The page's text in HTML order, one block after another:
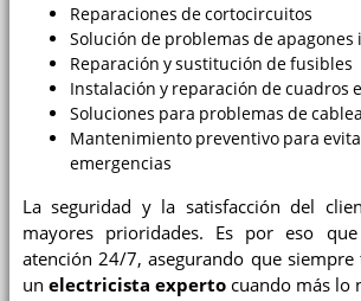
Reparaciones de cortocircuitos
Solución de problemas de apagones
Reparación y sustitución de fusibles
Instalación y reparación de cuadros
Soluciones para problemas de
Mantenimiento preventivo para
emergencias
La seguridad y la satisfacción del
mayores prioridades. Es por eso
atención 24/7, asegurando que siempre
un electricista expertocuando más lo